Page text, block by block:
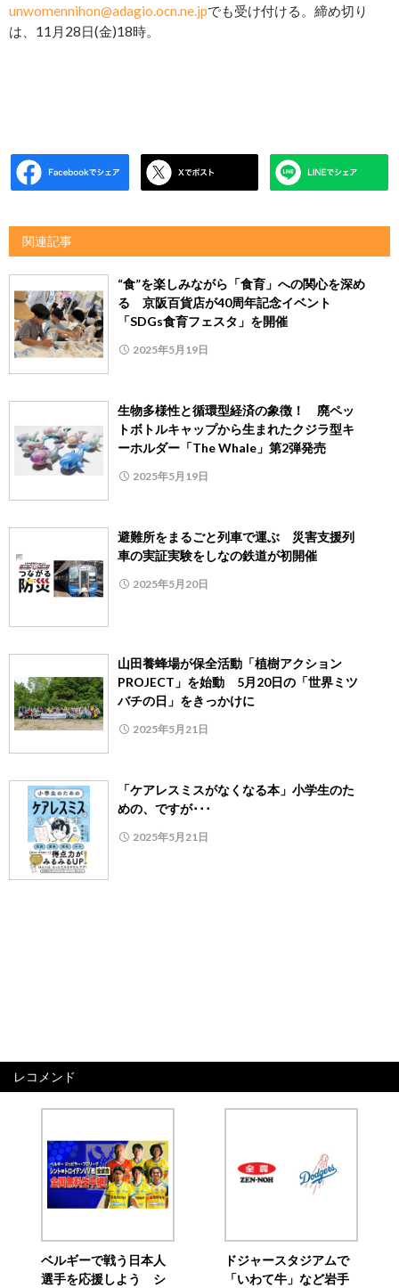
unwomennihon@adagio.ocn.ne.jpでも受け付ける。締め切り
は、11月28日(金)18時。
関連記事
“食”を楽しみながら「食育」への関心を深め
る 京阪百貨店が40周年記念イベント
「SDGs食育フェスタ」を開催
2025年5月19日
生物多様性と循環型経済の象徴！ 廃ペッ
トボトルキャップから生まれたクジラ型キ
ーホルダー「The Whale」第2弾発売
2025年5月19日
避難所をまるごと列車で運ぶ 災害支援列
車の実証実験をしなの鉄道が初開催
2025年5月20日
山田養蜂場が保全活動「植樹アクション
PROJECT」を始動 5月20日の「世界ミツ
バチの日」をきっかけに
2025年5月21日
「ケアレスミスがなくなる本」小学生のた
めの、ですが･･･
2025年5月21日
レコメンド
ベルギーで戦う日本人
選手を応援しよう シ
ドジャースタジアムで
「いわて牛」など岩手